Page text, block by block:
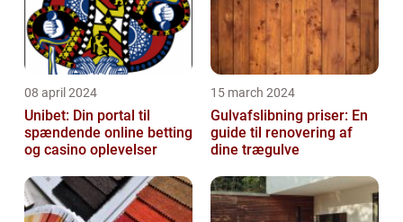
08 april 2024
Unibet: Din portal til
spændende online betting
og casino oplevelser
15 march 2024
Gulvafslibning priser: En
guide til renovering af
dine trægulve